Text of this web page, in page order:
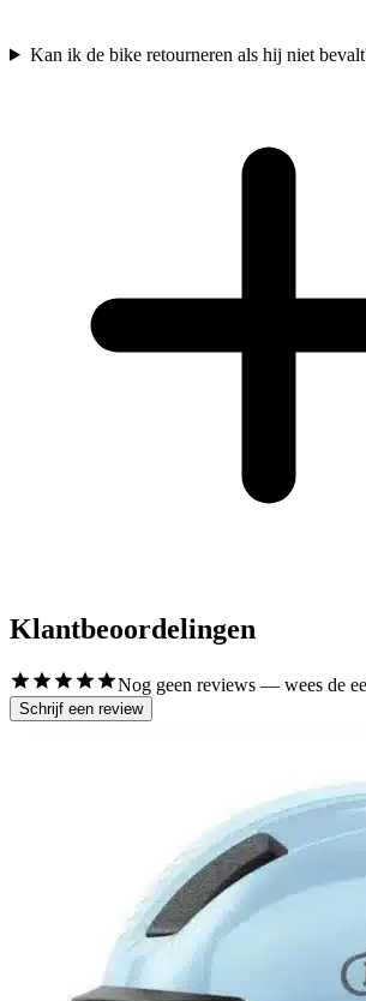
Kan ik de bike retourneren als hij niet
Klantbeoordelingen
Nog geen reviews — wees de
Schrijf een review